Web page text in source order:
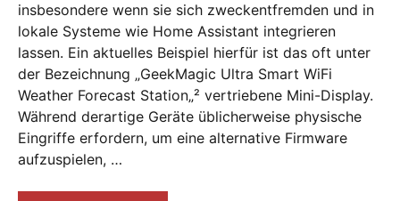
insbesondere wenn sie sich zweckentfremden und in
lokale Systeme wie Home Assistant integrieren
lassen. Ein aktuelles Beispiel hierfür ist das oft unter
der Bezeichnung „GeekMagic Ultra Smart WiFi
Weather Forecast Station„² vertriebene Mini-Display.
Während derartige Geräte üblicherweise physische
Eingriffe erfordern, um eine alternative Firmware
aufzuspielen, …